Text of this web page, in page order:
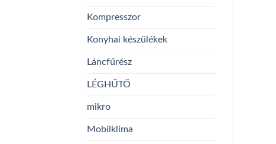
Kompresszor
Konyhai készülékek
Láncfűrész
LÉGHŰTŐ
mikro
Mobilklima